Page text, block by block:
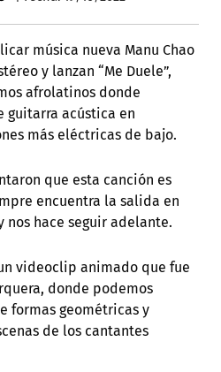
música nueva Manu Chao
y lanzan “Me Duele”,
afrolatinos donde
guitarra acústica en
más eléctricas de bajo.
que esta canción es
encuentra la salida en
hace seguir adelante.
videoclip animado que fue
donde podemos
formas geométricas y
de los cantantes